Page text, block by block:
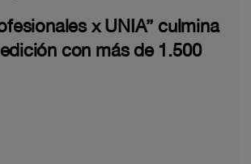
x UNIA” culmina
con más de 1.500